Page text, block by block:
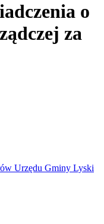
o
za
Urzędu Gminy Lyski